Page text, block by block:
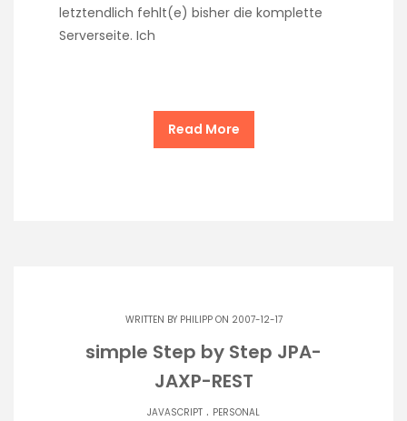
letztendlich fehlt(e) bisher die komplette
Serverseite. Ich
Read More
WRITTEN BY PHILIPPON 2007-12-17
simple Step by Step JPA-
JAXP-REST
JAVASCRIPT . PERSONAL